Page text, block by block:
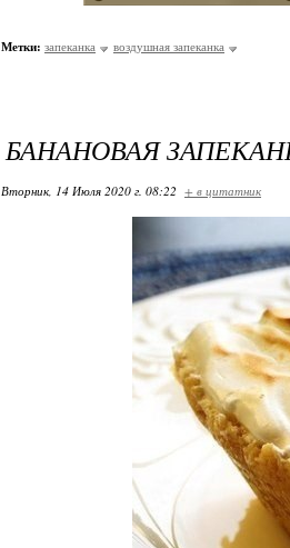
Метки: запеканка воздушная запеканка
БАНАНОВАЯ
Вторник, 14 Июля 2020 г. 08:22 + в цитатник